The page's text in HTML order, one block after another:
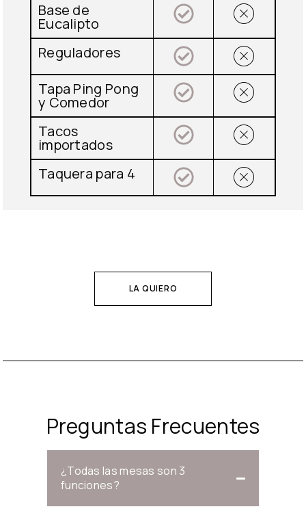
Base de
Eucalipto
Reguladores
Tapa Ping Pong
y Comedor
Tacos
importados
Taquera para 4
LA QUIERO
Preguntas Frecuentes
¿Todas las mesas son 3
funciones?